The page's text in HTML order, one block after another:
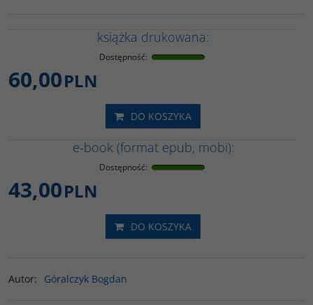
książka drukowana:
Dostępność:
60,00PLN
DO KOSZYKA
e-book (format epub, mobi):
Dostępność:
43,00PLN
DO KOSZYKA
Autor: Góralczyk Bogdan